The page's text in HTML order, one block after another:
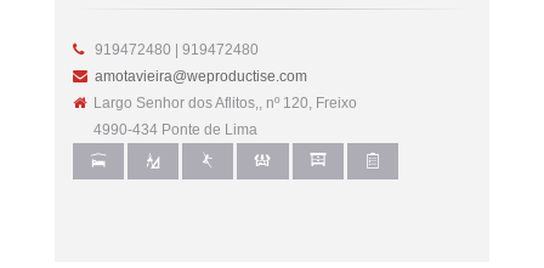
919472480 | 919472480
amotavieira@weproductise.com
Largo Senhor dos Aflitos,, nº 120, Freixo
4990-434 Ponte de Lima